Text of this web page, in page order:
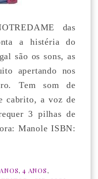
das
a histéria do
são os sons, as
apertando nos
Tem som de
cabrito, a voz de
3 pilhas de
Manole ISBN:
,4 ANOS,